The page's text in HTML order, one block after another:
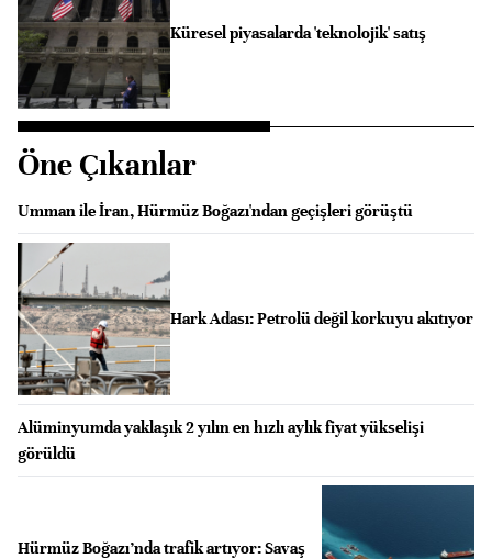
Küresel piyasalarda 'teknolojik' satış
Öne Çıkanlar
Umman ile İran, Hürmüz Boğazı'ndan geçişleri görüştü
Hark Adası: Petrolü değil korkuyu akıtıyor
Alüminyumda yaklaşık 2 yılın en hızlı aylık fiyat yükselişi
görüldü
Hürmüz Boğazı’nda trafik artıyor: Savaş